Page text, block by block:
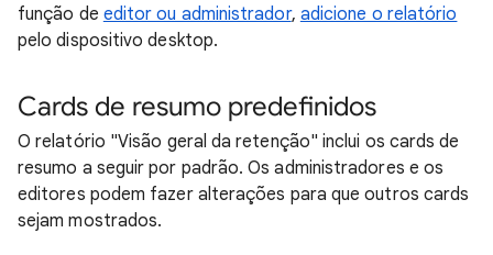
função de editor ou administrador, adicione o relatório
pelo dispositivo desktop.
Cards de resumo predefinidos
O relatório "Visão geral da retenção" inclui os cards de
resumo a seguir por padrão. Os administradores e os
editores podem fazer alterações para que outros cards
sejam mostrados.